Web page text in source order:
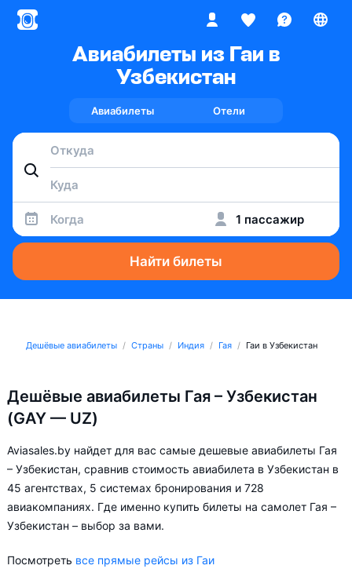
Авиабилеты из Гаи в
Узбекистан
Авиабилеты Отели
Когда 1 пассажир
Найти билеты
Дешёвые авиабилеты Страны Индия Гая Гаи в Узбекистан
Дешёвые авиабилеты Гая – Узбекистан
(GAY — UZ)
Aviasales.by найдет для вас самые дешевые авиабилеты Гая
– Узбекистан, сравнив стоимость авиабилета в Узбекистан в
45 агентствах, 5 системах бронирования и 728
авиакомпаниях. Где именно купить билеты на самолет Гая –
Узбекистан – выбор за вами.
Посмотреть все прямые рейсы из Гаи